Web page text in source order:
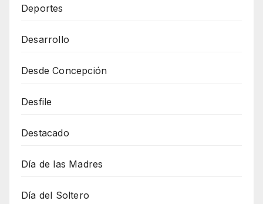
Deportes
Desarrollo
Desde Concepción
Desfile
Destacado
Día de las Madres
Día del Soltero